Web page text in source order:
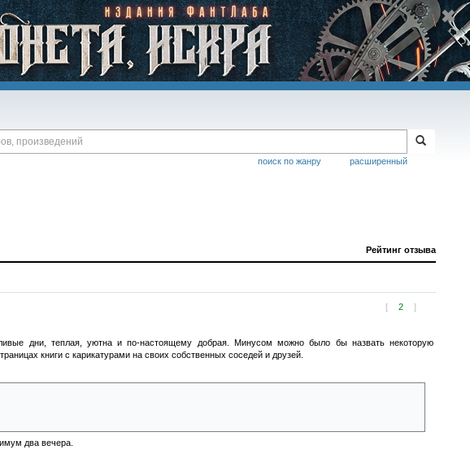
расширенный
поиск по жанру
Рейтинг отзыва
[ 2 ]
дни, теплая, уютна и по-настоящему добрая. Минусом можно было бы назвать некоторую
книги с карикатурами на своих собственных соседей и друзей.
два вечера.